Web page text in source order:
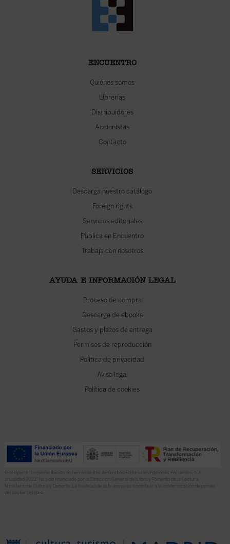
ENCUENTRO
Quiénes somos
Librerías
Distribuidores
Accionistas
Contacto
SERVICIOS
Descarga nuestro catálogo
Foreign rights
Servicios editoriales
Publica en Encuentro
Trabaja con nosotros
AYUDA E INFORMACIÓN LEGAL
Proceso de compra
Descarga de ebooks
Gastos y plazos de entrega
Permisos de reproducción
Política de privacidad
Aviso legal
Política de cookies
El proyecto “Implementación de herramientas de Gestión Editorial en Ediciones Encuentro, S.A.
anualidad 2022” ha sido financiado por la Dirección General del Libro y Fomento de la Lectura,
Ministerio de Cultura y Deporte. La finalidad de este apoyo es contribuir a la modernización de pymes
del sector del libro.